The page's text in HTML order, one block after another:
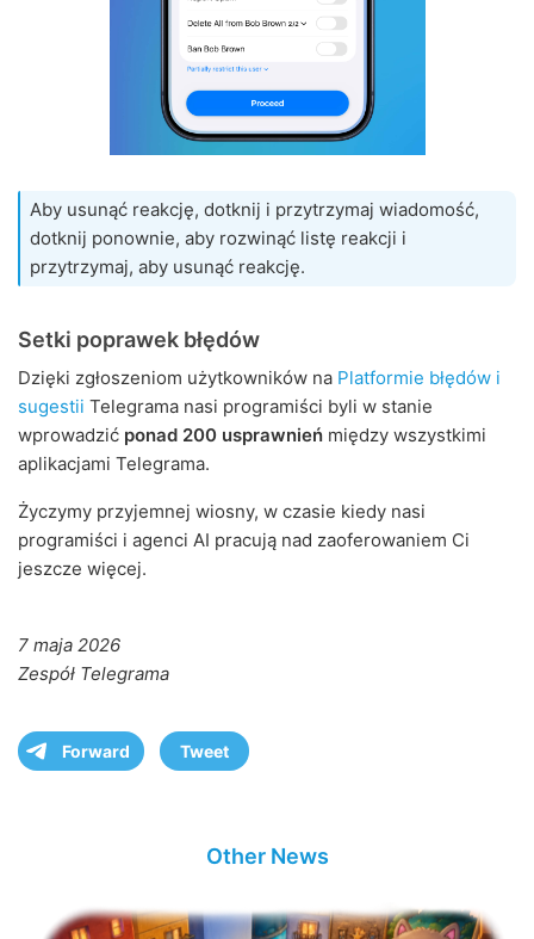
Aby usunąć reakcję, dotknij i przytrzymaj wiadomość,
dotknij ponownie, aby rozwinąć listę reakcji i
przytrzymaj, aby usunąć reakcję.
Setki poprawek błędów
Dzięki zgłoszeniom użytkowników na Platformie błędów i
sugestii Telegrama nasi programiści byli w stanie
wprowadzić ponad 200 usprawnień między wszystkimi
aplikacjami Telegrama.
Życzymy przyjemnej wiosny, w czasie kiedy nasi
programiści i agenci AI pracują nad zaoferowaniem Ci
jeszcze więcej.
7 maja 2026
Zespół Telegrama
Forward Tweet
Other News